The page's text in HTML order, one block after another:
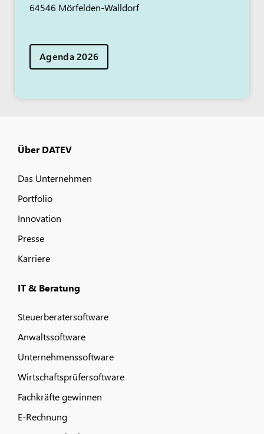
64546 Mörfelden-Walldorf
Agenda 2026
Über DATEV
Das Unternehmen
Portfolio
Innovation
Presse
Karriere
IT & Beratung
Steuerberatersoftware
Anwaltssoftware
Unternehmenssoftware
Wirtschaftsprüfersoftware
Fachkräfte gewinnen
E-Rechnung